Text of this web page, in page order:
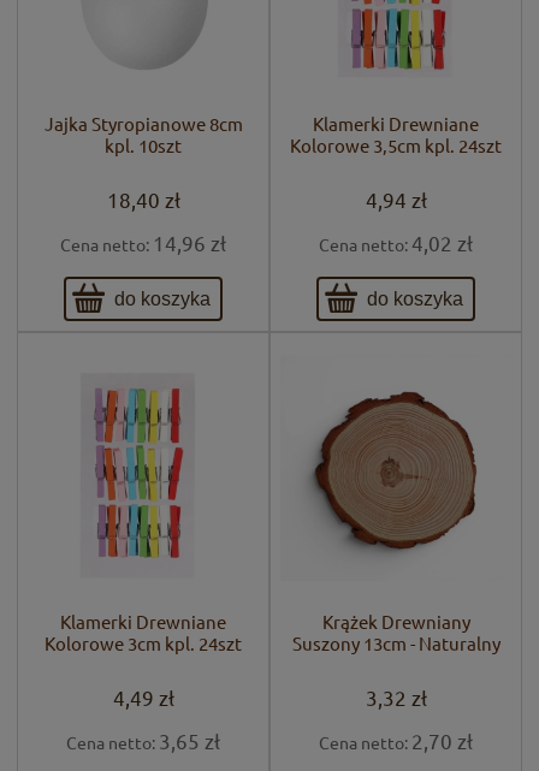
Jajka Styropianowe 8cm
kpl. 10szt
18,40 zł
Cena netto: 14,96 zł
do koszyka
Klamerki Drewniane
Kolorowe 3,5cm kpl. 24szt
4,94 zł
Cena netto: 4,02 zł
do koszyka
Klamerki Drewniane
Kolorowe 3cm kpl. 24szt
4,49 zł
Cena netto: 3,65 zł
Krążek Drewniany
Suszony 13cm - Naturalny
3,32 zł
Cena netto: 2,70 zł